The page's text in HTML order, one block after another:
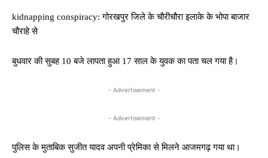
kidnapping conspiracy: गोरखपुर जिले के चौरीचौरा इलाके के भोपा बाजार
चौराहे से
बुधवार की सुबह 10 बजे लापता हुआ 17 साल के युवक का पता चल गया है।
- Advertisement -
- Advertisement -
पुलिस के मुताबिक सुजीत यादव अपनी प्रेमिका से मिलने आजमगढ़ गया था।